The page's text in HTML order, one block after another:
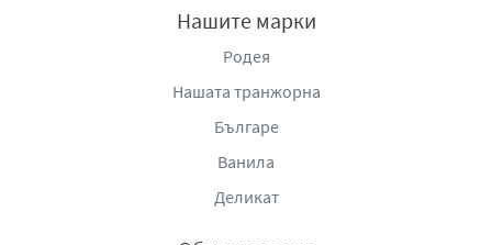
Нашите марки
Родея
Нашата транжорна
Българе
Ванила
Деликат